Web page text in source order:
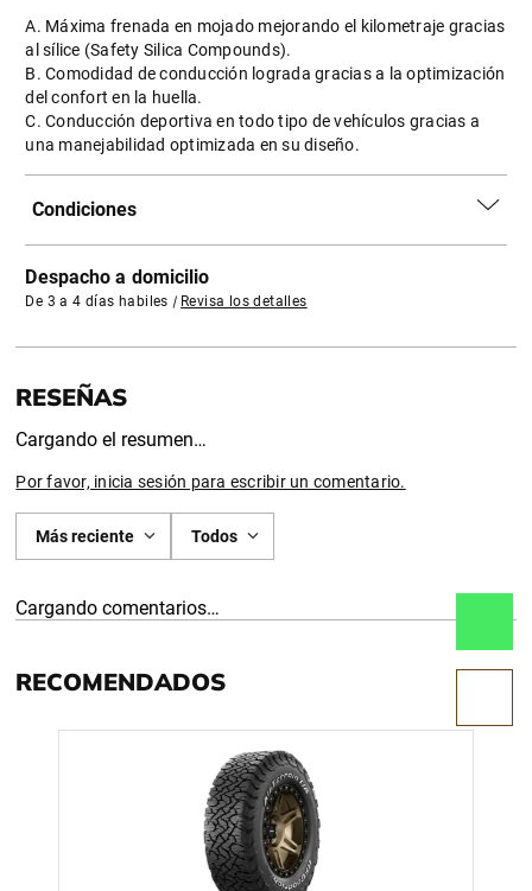
A. Máxima frenada en mojado mejorando el kilometraje gracias
al sílice (Safety Silica Compounds).
B. Comodidad de conducción lograda gracias a la optimización
del confort en la huella.
C. Conducción deportiva en todo tipo de vehículos gracias a
una manejabilidad optimizada en su diseño.
Condiciones
Despacho a domicilio
De 3 a 4 días habiles | Revisa los detalles
Cargando el resumen…
Por favor, inicia sesión para escribir un comentario.
Más reciente Todos
Cargando comentarios…
RECOMENDADOS